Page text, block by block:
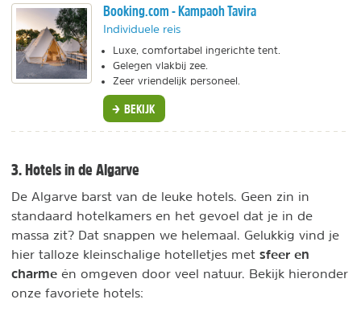
Booking.com - Kampaoh Tavira
Individuele reis
Luxe, comfortabel ingerichte tent.
Gelegen vlakbij zee.
Zeer vriendelijk personeel.
BEKIJK
3. Hotels in de Algarve
De Algarve barst van de leuke hotels. Geen zin in
standaard hotelkamers en het gevoel dat je in de
massa zit? Dat snappen we helemaal. Gelukkig vind je
hier talloze kleinschalige hotelletjes met sfeer en
charme én omgeven door veel natuur. Bekijk hieronder
onze favoriete hotels: